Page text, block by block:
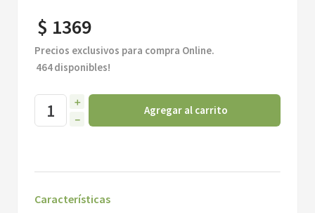
$ 1369
Precios exclusivos para compra Online.
464disponibles!
＋
－
Agregar al carrito
Características